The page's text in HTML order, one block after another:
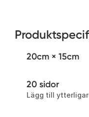
20cm × 15cm
20 sidor
Lägg till